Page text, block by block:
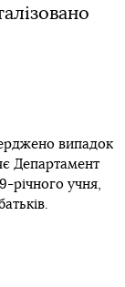
випадок
Департамент
річного учня,